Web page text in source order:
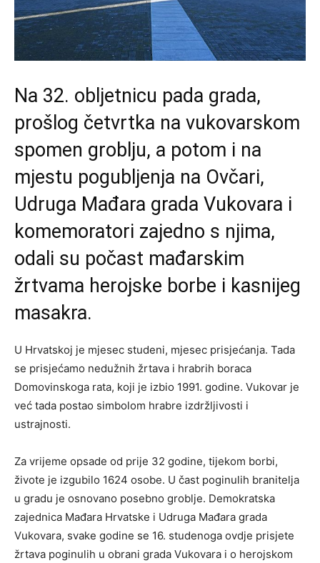
Na 32. obljetnicu pada grada,
prošlog četvrtka na vukovarskom
spomen groblju, a potom i na
mjestu pogubljenja na Ovčari,
Udruga Mađara grada Vukovara i
komemoratori zajedno s njima,
odali su počast mađarskim
žrtvama herojske borbe i kasnijeg
masakra.
U Hrvatskoj je mjesec studeni, mjesec prisjećanja. Tada
se prisjećamo nedužnih žrtava i hrabrih boraca
Domovinskoga rata, koji je izbio 1991. godine. Vukovar je
već tada postao simbolom hrabre izdržljivosti i
ustrajnosti.
Za vrijeme opsade od prije 32 godine, tijekom borbi,
živote je izgubilo 1624 osobe. U čast poginulih branitelja
u gradu je osnovano posebno groblje. Demokratska
zajednica Mađara Hrvatske i Udruga Mađara grada
Vukovara, svake godine se 16. studenoga ovdje prisjete
žrtava poginulih u obrani grada Vukovara i o herojskom